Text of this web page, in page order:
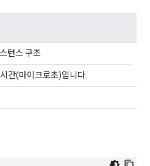
턴스 구조
간(마이크로초)입니다.